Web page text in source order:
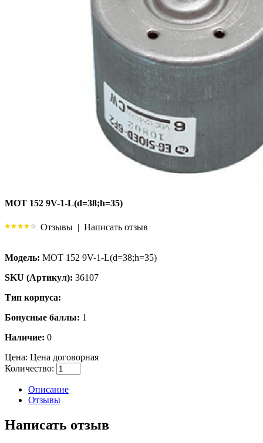
МОТ 152 9V-1-L(d=38;h=35)
Отзывы | Написать отзыв
Модель: МОТ 152 9V-1-L(d=38;h=35)
SKU (Артикул): 36107
Тип корпуса:
Бонусные баллы: 1
Наличие: 0
Цена: Цена договорная
Количество:
Описание
Отзывы
Написать отзыв